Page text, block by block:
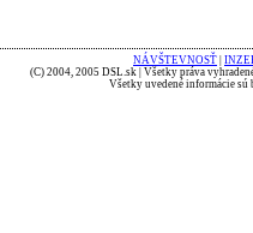
NÁVŠTEVNOSŤ
(C) 2004, 2005 DSL.sk | Všetky práva
Všetky uvedené informácie sú